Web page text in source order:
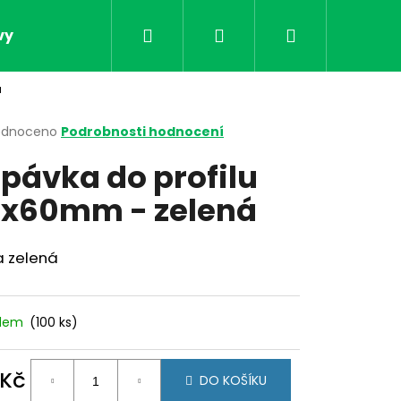
Obchodní podmínky Kontakt
Přihlášení
Podrobnosti hodnocení
do profilu
- zelená
zelená
(100 ks)
DO KOŠÍKU
Následující